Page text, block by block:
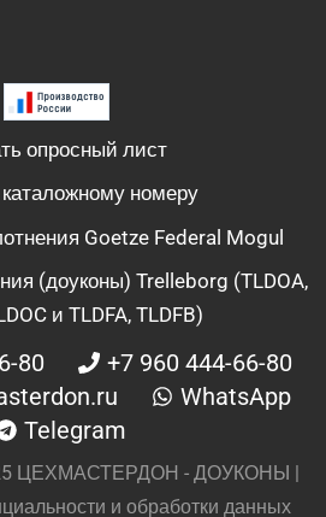
опросный лист
номеру
Goetze Federal Mogul
(доуконы) Trelleborg (TLDOA,
и TLDFA, TLDFB)
80
+7 960 444-66-80
WhatsApp
Telegram
ЦЕХМАСТЕРДОН - ДОУКОНЫ |
и обработки данных